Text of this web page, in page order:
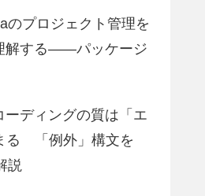
のプロジェクト管理を
解する――パッケージ
ーディングの質は「エ
る 「例外」構文を
説